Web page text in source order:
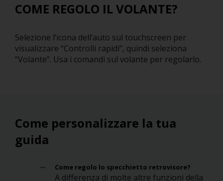
COME REGOLO IL VOLANTE?
Selezione l’icona dell’auto sul touchscreen per
visualizzare “Controlli rapidi”, quindi seleziona
“Volante”. Usa i comandi sul volante per regolarlo.
Come personalizzare la tua
guida
Come regolo lo specchietto retrovisore?
A differenza di molte altre funzioni della